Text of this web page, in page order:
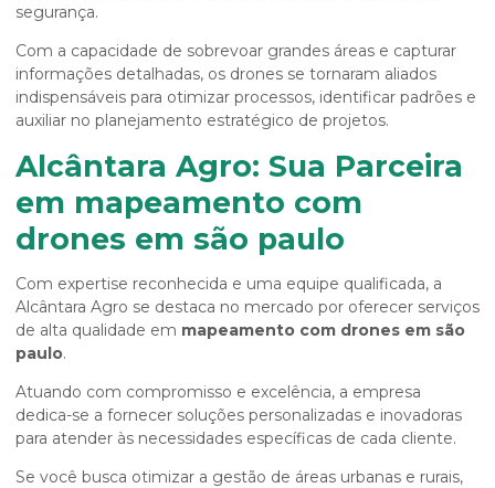
segurança.
Com a capacidade de sobrevoar grandes áreas e capturar
informações detalhadas, os drones se tornaram aliados
indispensáveis para otimizar processos, identificar padrões e
auxiliar no planejamento estratégico de projetos.
Alcântara Agro: Sua Parceira
em mapeamento com
drones em são paulo
Com expertise reconhecida e uma equipe qualificada, a
Alcântara Agro se destaca no mercado por oferecer serviços
de alta qualidade em mapeamento com drones em são
paulo.
Atuando com compromisso e excelência, a empresa
dedica-se a fornecer soluções personalizadas e inovadoras
para atender às necessidades específicas de cada cliente.
Se você busca otimizar a gestão de áreas urbanas e rurais,